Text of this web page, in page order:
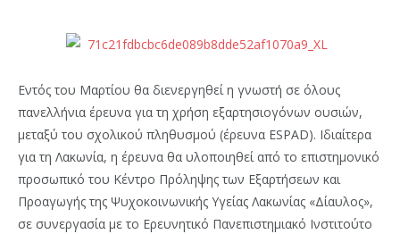
Εντός του Μαρτίου θα διενεργηθεί η γνωστή σε όλους
πανελλήνια έρευνα για τη χρήση εξαρτησιογόνων ουσιών,
μεταξύ του σχολικού πληθυσμού (έρευνα ESPAD). Ιδιαίτερα
για τη Λακωνία, η έρευνα θα υλοποιηθεί από το επιστημονικό
προσωπικό του Κέντρο Πρόληψης των Εξαρτήσεων και
Προαγωγής της Ψυχοκοινωνικής Υγείας Λακωνίας «Δίαυλος»,
σε συνεργασία με το Ερευνητικό Πανεπιστημιακό Ινστιτούτο